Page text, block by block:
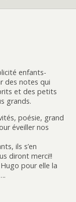
enfants-
des notes qui
et des petits
grands.
poésie, grand
éveiller nos
ils s’en
diront merci!!
pour elle la